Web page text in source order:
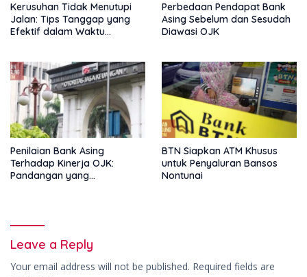
Kerusuhan Tidak Menutupi
Jalan: Tips Tanggap yang
Efektif dalam Waktu
Perbedaan Pendapat Bank
Asing Sebelum dan Sesudah
Diawasi OJK
Penilaian Bank Asing
Terhadap Kinerja OJK:
Pandangan yang
BTN Siapkan ATM Khusus
untuk Penyaluran Bansos
Nontunai
Leave a Reply
Your email address will not be published. Required fields are